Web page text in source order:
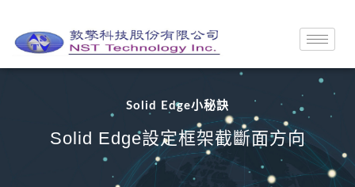
Solid Edge小秘訣
Solid Edge設定框架截斷面方向